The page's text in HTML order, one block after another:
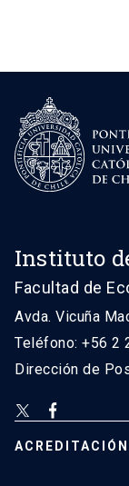
Instituto
Facultad de
Avda. Vicuña
Teléfono: +56 2
Dirección de
ACREDITACIÓN